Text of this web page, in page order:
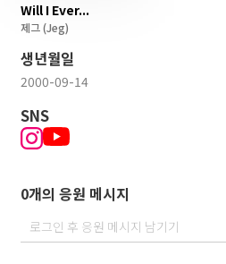
Will I Ever...
제그(Jeg)
생년월일
2000-09-14
SNS
0개의 응원 메시지